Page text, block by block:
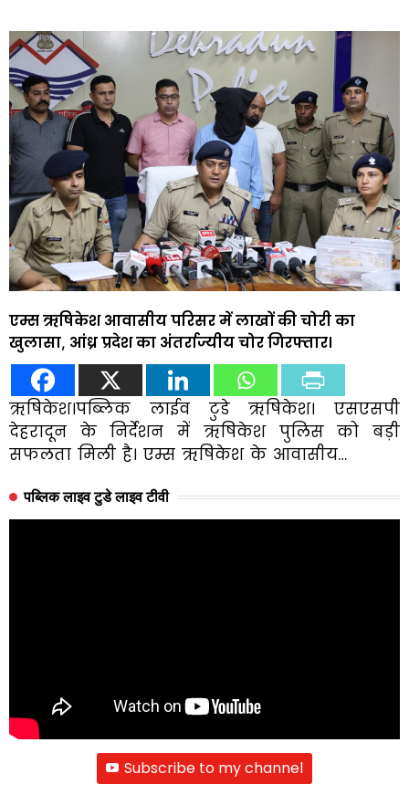
एम्स ऋषिकेश आवासीय परिसर में लाखों की चोरी का
खुलासा, आंध्र प्रदेश का अंतर्राज्यीय चोर गिरफ्तार।
ऋषिकेश।पब्लिक लाईव टुडे ऋषिकेश। एसएसपी
देहरादून के निर्देशन में ऋषिकेश पुलिस को बड़ी
सफलता मिली है। एम्स ऋषिकेश के आवासीय…
पब्लिक लाइव टुडे लाइव टीवी
Subscribe to my channel